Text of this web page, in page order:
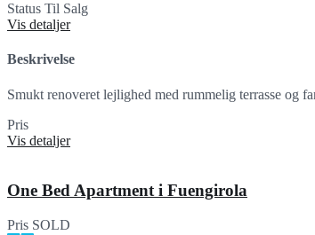
Status Til Salg
Vis detaljer
Beskrivelse
Smukt renoveret lejlighed med rummelig terrasse og
Pris
Vis detaljer
One Bed Apartment i Fuengirola
Pris SOLD